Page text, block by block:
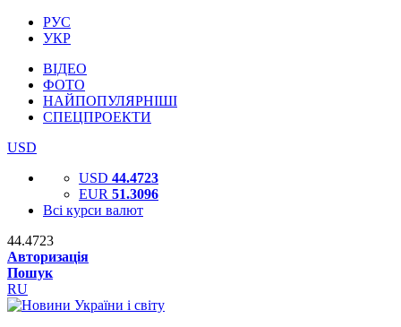
РУС
УКР
ВІДЕО
ФОТО
НАЙПОПУЛЯРНІШІ
СПЕЦПРОЕКТИ
USD
USD 44.4723
EUR 51.3096
Всі курси валют
44.4723
Авторизація
Пошук
RU